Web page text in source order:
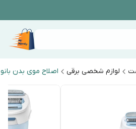
لوازم شخصی برقی اصلاح موی بدن